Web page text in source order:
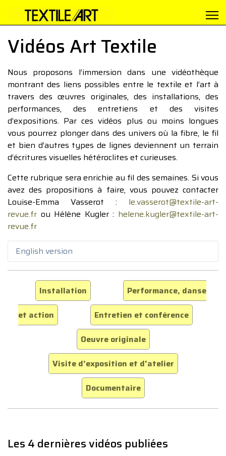
Vidéos Art Textile
Nous proposons l’immersion dans une vidéothèque
montrant des liens possibles entre le textile et l’art à
travers des œuvres originales, des installations, des
performances, des entretiens et des visites
d’expositions. Par ces vidéos plus ou moins longues
vous pourrez plonger dans des univers où la fibre, le fil
et bien d’autres types de lignes deviennent un terrain
d’écritures visuelles hétéroclites et curieuses.
Cette rubrique sera enrichie au fil des semaines. Si vous
avez des propositions à faire, vous pouvez contacter
Louise-Emma Vasserot : le.vasserot@textile-art-
revue.fr ou Hélène Kugler : helene.kugler@textile-art-
revue.fr
English version
Installation
Performance, danse
et action
Entretien et conférence
Oeuvre originale
Visite d'exposition et d'atelier
Documentaire
Les 4 dernières vidéos publiées